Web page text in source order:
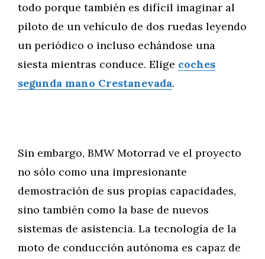
todo porque también es difícil imaginar al
piloto de un vehículo de dos ruedas leyendo
un periódico o incluso echándose una
siesta mientras conduce. Elige coches
segunda mano Crestanevada.
Sin embargo, BMW Motorrad ve el proyecto
no sólo como una impresionante
demostración de sus propias capacidades,
sino también como la base de nuevos
sistemas de asistencia. La tecnología de la
moto de conducción autónoma es capaz de